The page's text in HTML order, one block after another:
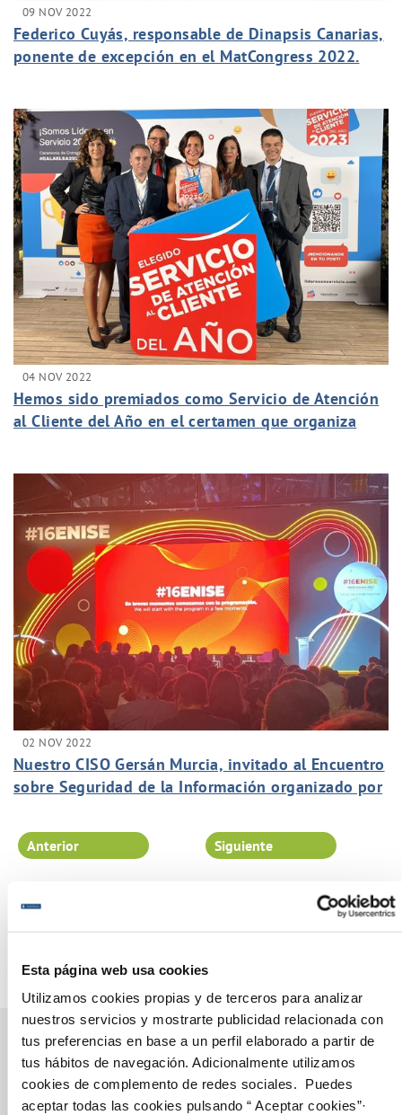
Esta página web usa cookies
Utilizamos cookies propias y de terceros para analizar
nuestros servicios y mostrarte publicidad relacionada con
tus preferencias en base a un perfil elaborado a partir de
tus hábitos de navegación. Adicionalmente utilizamos
cookies de complemento de redes sociales. Puedes
aceptar todas las cookies pulsando “ Aceptar cookies”·
09 NOV 2022
Federico Cuyás, responsable de Dinapsis Canarias,
ponente de excepción en el MatCongress 2022.
04 NOV 2022
Hemos sido premiados como Servicio de Atención
al Cliente del Año en el certamen que organiza
02 NOV 2022
Nuestro CISO Gersán Murcia, invitado al Encuentro
sobre Seguridad de la Información organizado por
Página 21 de 102
Anterior Siguiente
Gestiones Online